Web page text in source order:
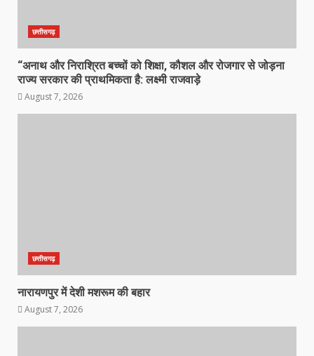
छत्तीसगढ़
“अनाथ और निराश्रित बच्चों को शिक्षा, कौशल और रोजगार से जोड़ना
राज्य सरकार की प्राथमिकता है: लक्ष्मी राजवाड़े
August 7, 2026
छत्तीसगढ़
नारायणपुर में देशी मशरूम की बहार
August 7, 2026